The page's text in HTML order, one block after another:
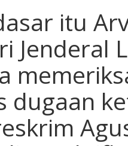
itu
Jenderal
dugaan